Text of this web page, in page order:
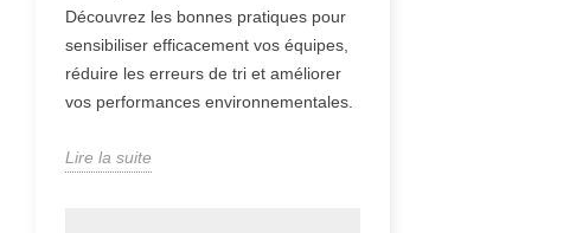
Découvrez les bonnes pratiques pour
sensibiliser efficacement vos équipes,
réduire les erreurs de tri et améliorer
vos performances environnementales.
Lire la suite